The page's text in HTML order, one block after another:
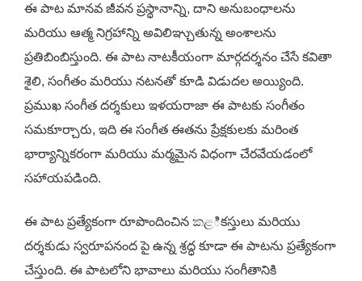
ఈ పాట మానవ జీవన ప్రస్థానాన్ని, దాని అనుబంధాలను
మరియు ఆత్మ నిగ్రహాన్ని అవిలిఞ్చుతున్న అంశాలను
ప్రతిబింబిస్తుంది. ఈ పాట నాటకీయంగా మార్గదర్శనం చేసే కవితా
శైలి, సంగీతం మరియు నటనతో కూడి విడుదల అయ్యింది.
ప్రముఖ సంగీత దర్శకులు ఇళయరాజా ఈ పాటకు సంగీతం
సమకూర్చారు, ఇది ఈ సంగీత ఈతను ప్రేక్షకులకు మరింత
భార్యాన్నికరంగా మరియు మర్మమైన విధంగా చేరవేయడంలో
సహాయపడింది.
ఈ పాట ప్రత్యేకంగా రూపొందించిన කළికస్తులు మరియు
దర్శకుడు స్వరూపనంద పై ఉన్న శ్రద్ధ కూడా ఈ పాటను ప్రత్యేకంగా
చేస్తుంది. ఈ పాటలోని భావాలు మరియు సంగీతానికి